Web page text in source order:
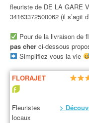
fleuriste de DE LA GARE
34163372500062 (il s’agit
Pour de la livraison de
pas cher ci-dessous
Simplifiez vous la vie
FLORAJET
Fleuristes
locaux
>